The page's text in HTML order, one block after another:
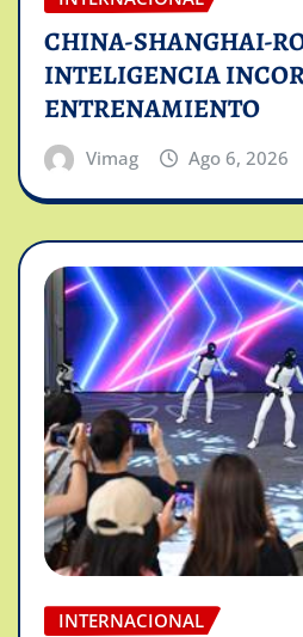
CHINA-SHANGHAI-
INTELIGENCIA
ENTRENAMIENTO
Vimag Ago 6, 2026
INTERNACIONAL